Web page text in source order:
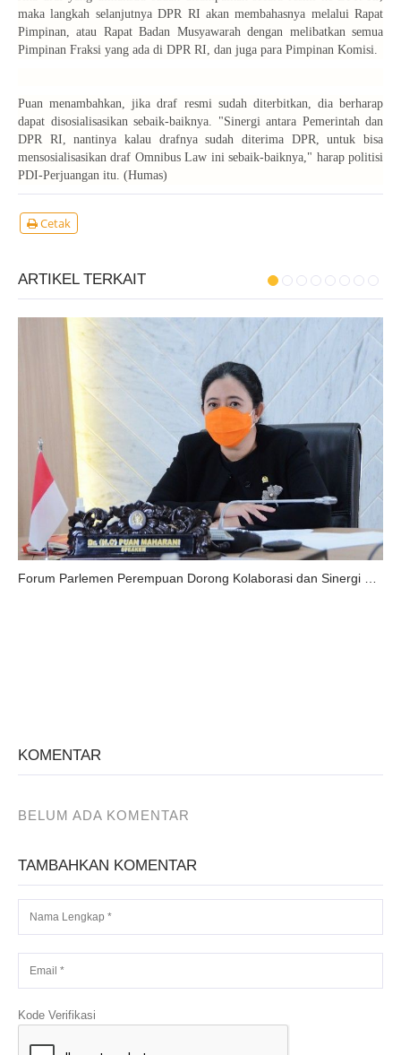
maka langkah selanjutnya DPR RI akan membahasnya melalui Rapat
Pimpinan, atau Rapat Badan Musyawarah dengan melibatkan semua
Pimpinan Fraksi yang ada di DPR RI, dan juga para Pimpinan Komisi.
Puan menambahkan, jika draf resmi sudah diterbitkan, dia berharap
dapat disosialisasikan sebaik-baiknya. "Sinergi antara Pemerintah dan
DPR RI, nantinya kalau drafnya sudah diterima DPR, untuk bisa
mensosialisasikan draf Omnibus Law ini sebaik-baiknya," harap politisi
PDI-Perjuangan itu. (Humas)
Cetak
ARTIKEL TERKAIT
KOMENTAR
BELUM ADA KOMENTAR
TAMBAHKAN KOMENTAR
Kode Verifikasi